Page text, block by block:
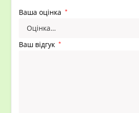
Ваша оцінка *
Ваш відгук *